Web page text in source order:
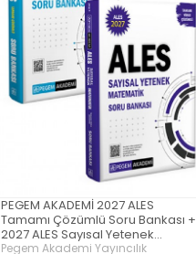
PEGEM AKADEMİ 2027 ALES
Tamamı Çözümlü Soru Bankası +
2027 ALES Sayısal Yetenek
Matematik Tamamı Video
Pegem Akademi Yayıncılık